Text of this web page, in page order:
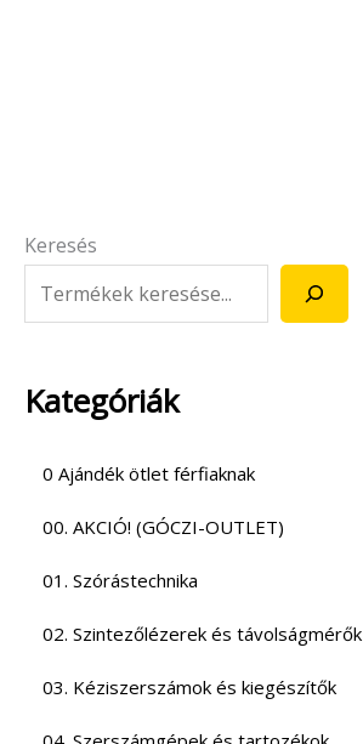
Keresés
Kategóriák
0 Ajándék ötlet férfiaknak
00. AKCIÓ! (GÓCZI-OUTLET)
01. Szórástechnika
02. Szintezőlézerek és távolságmérők
03. Kéziszerszámok és kiegészítők